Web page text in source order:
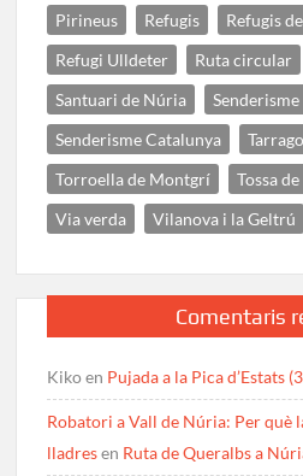
Pirineus
Refugis
Refugis
Refugi Ulldeter
Ruta circular
Santuari de Núria
Senderisme
Senderisme Catalunya
Torroella de Montgrí
Tossa
Via verda
Vilanova i la Geltrú
Comentaris
Kikoen Pujada a la Pica d’Estats
Robatori a Vall de Núria: Per què
lladresen Ruta de Queralbs a